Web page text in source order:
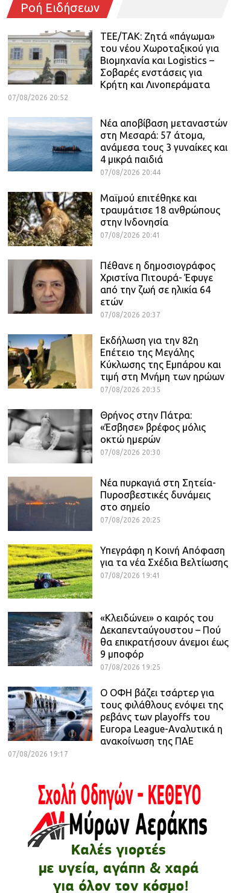
Ροή Ειδήσεων
ΤΕΕ/ΤΑΚ: Ζητά «πάγωμα»
του νέου Χωροταξικού για
Βιομηχανία και Logistics –
Σοβαρές ενστάσεις για
Κρήτη και Λινοπεράματα
07/08/2026 20:52
Νέα αποβίβαση μεταναστών
στη Μεσαρά: 57 άτομα,
ανάμεσα τους 3 γυναίκες και
4 μικρά παιδιά
07/08/2026 20:44
Μαϊμού επιτέθηκε και
τραυμάτισε 18 ανθρώπους
στην Ινδονησία
07/08/2026 20:41
Πέθανε η δημοσιογράφος
Χριστίνα Πιτουρά- Έφυγε
από την ζωή σε ηλικία 64
ετών
07/08/2026 20:37
Εκδήλωση για την 82η
Επέτειο της Μεγάλης
Κύκλωσης της Εμπάρου και
τιμή στη Μνήμη των ηρώων
07/08/2026 20:35
Θρήνος στην Πάτρα:
«Έσβησε» βρέφος μόλις
οκτώ ημερών
07/08/2026 20:30
Νέα πυρκαγιά στη Σητεία-
Πυροσβεστικές δυνάμεις
στο σημείο
07/08/2026 20:25
Υπεγράφη η Κοινή Απόφαση
για τα νέα Σχέδια Βελτίωσης
07/08/2026 19:41
«Κλειδώνει» ο καιρός του
Δεκαπενταύγουστου – Πού
θα επικρατήσουν άνεμοι έως
9 μποφόρ
07/08/2026 19:25
Ο ΟΦΗ βάζει τσάρτερ για
τους φιλάθλους ενόψει της
ρεβάνς των playoffs του
Europa League-Αναλυτικά η
ανακοίνωση της ΠΑΕ
07/08/2026 19:17